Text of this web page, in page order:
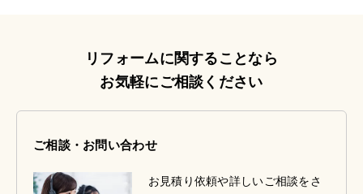
リフォームに関することなら
お気軽にご相談ください
ご相談・お問い合わせ
お見積り依頼や詳しいご相談をさ